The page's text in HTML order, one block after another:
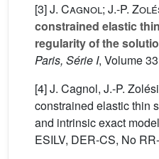
[3]J. Cagnol; J.-P.
constrained elastic
regularity of the
Paris, Série I, Volume 33
[4] J. Cagnol, J.-P.
constrained elastic thin
and intrinsic exact
ESILV, DER-CS, No